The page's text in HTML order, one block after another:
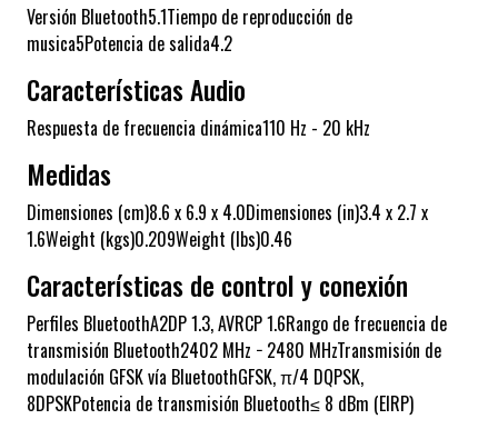
Versión Bluetooth5.1Tiempo de reproducción de
musica5Potencia de salida4.2
Características Audio
Respuesta de frecuencia dinámica110 Hz - 20 kHz
Medidas
Dimensiones (cm)8.6 x 6.9 x 4.0Dimensiones (in)3.4 x 2.7 x
1.6Weight (kgs)0.209Weight (lbs)0.46
Características de control y conexión
Perfiles BluetoothA2DP 1.3, AVRCP 1.6Rango de frecuencia de
transmisión Bluetooth2402 MHz − 2480 MHzTransmisión de
modulación GFSK vía BluetoothGFSK, π/4 DQPSK,
8DPSKPotencia de transmisión Bluetooth≤ 8 dBm (EIRP)